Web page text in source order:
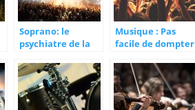
Soprano: le
psychiatre de la
Musique : Pas
facile de dompter